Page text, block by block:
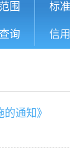
围
询
标
信
通知》